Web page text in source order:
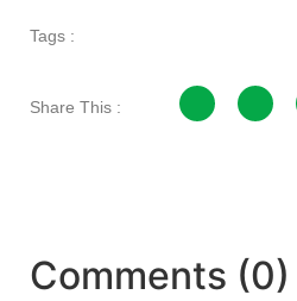
Tags :
Share This :
Comments (0)